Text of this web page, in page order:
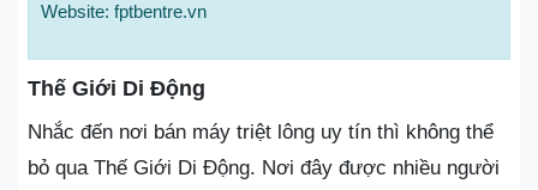
Website: fptbentre.vn
Thế Giới Di Động
Nhắc đến nơi bán máy triệt lông uy tín thì không thể
bỏ qua Thế Giới Di Động. Nơi đây được nhiều người